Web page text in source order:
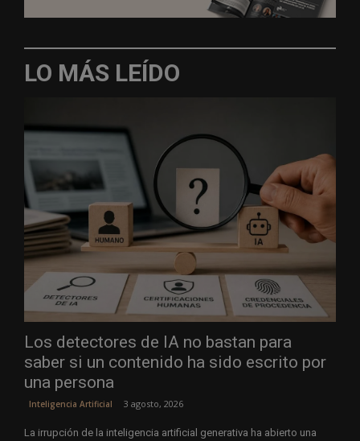
LO MÁS LEÍDO
Los detectores de IA no bastan para
saber si un contenido ha sido escrito por
una persona
Inteligencia Artificial 3 agosto, 2026
La irrupción de la inteligencia artificial generativa ha abierto una